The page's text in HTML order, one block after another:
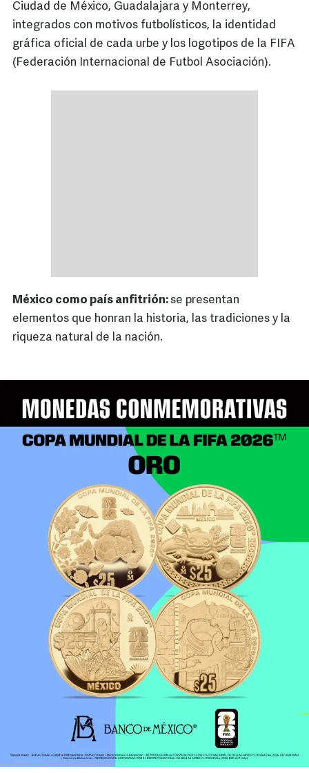
Ciudad de México, Guadalajara y Monterrey,
integrados con motivos futbolísticos, la identidad
gráfica oficial de cada urbe y los logotipos de la FIFA
(Federación Internacional de Futbol Asociación).
México como país anfitrión:se presentan
elementos que honran la historia, las tradiciones y la
riqueza natural de la nación.